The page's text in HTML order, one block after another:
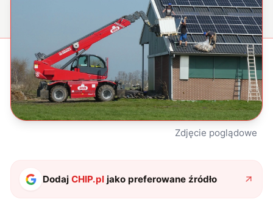
Zdjęcie poglądowe
DodajCHIP.pl jako preferowane źródło